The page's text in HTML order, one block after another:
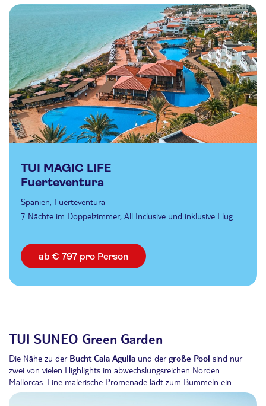
TUI MAGIC LIFE
Fuerteventura
Spanien, Fuerteventura
7 Nächte im Doppelzimmer, All Inclusive und inklusive Flug
ab € 797 pro Person
TUI SUNEO Green Garden
Die Nähe zu der Bucht Cala Agulla und dergroße Pool sind nur
zwei von vielen Highlights im abwechslungsreichen Norden
Mallorcas. Eine malerische Promenade lädt zum Bummeln ein.